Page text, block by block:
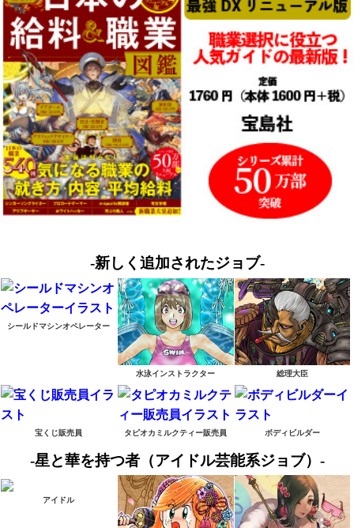
-新しく追加されたジョブ-
シールドマシンオペレーター
水泳インストラクター 総理大臣
宝くじ販売員 タピオカミルクティー販売員 ボディビルダー
-星と華を持つ者（アイドル芸能系ジョブ）-
アイドル